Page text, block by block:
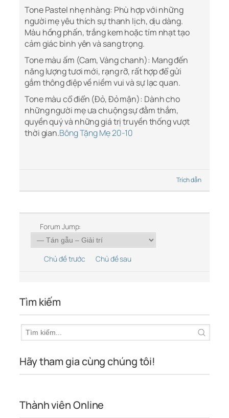
Tone Pastel nhẹ nhàng: Phù hợp với những
người mẹ yêu thích sự thanh lịch, dịu dàng.
Màu hồng phấn, trắng kem hoặc tím nhạt tạo
cảm giác bình yên và sang trọng.
Tone màu ấm (Cam, Vàng chanh): Mang đến
năng lượng tươi mới, rạng rỡ, rất hợp để gửi
gắm thông điệp về niềm vui và sự lạc quan.
Tone màu cổ điển (Đỏ, Đỏ mận): Dành cho
những người mẹ ưa chuộng sự đằm thắm,
quyền quý và những giá trị truyền thống vượt
thời gian.Bông Tặng Mẹ 20-10
Trích dẫn
Forum Jump:
Chủ đề trước Chủ đề sau
Tìm kiếm
Hãy tham gia cùng chúng tôi!
Thành viên Online